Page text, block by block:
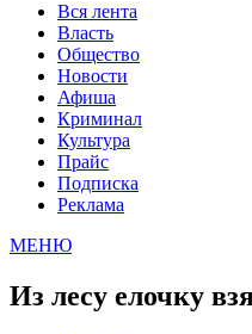
Вся лента
Власть
Общество
Новости
Афиша
Криминал
Культура
Прайс
Подписка
Реклама
МЕНЮ
Из лесу елочку